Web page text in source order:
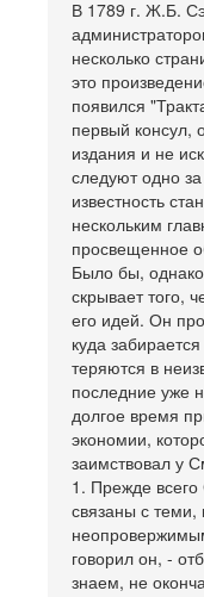
В 1789 г. Ж.Б.
несколько
это
появился
первый консул,
издания и не
следуют одно
известность
нескольким
просвещенное
Было бы,
скрывает того,
его идей. Он
куда
теряются в
последние уже
долгое время
экономии,
заимствовал у
1. Прежде
связаны с теми,
говорил он, -
знаем, не